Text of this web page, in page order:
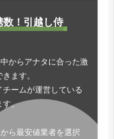
！引越し侍
からアナタに合った激
ます。
ームが運営している
す。
ら最安値業者を選択